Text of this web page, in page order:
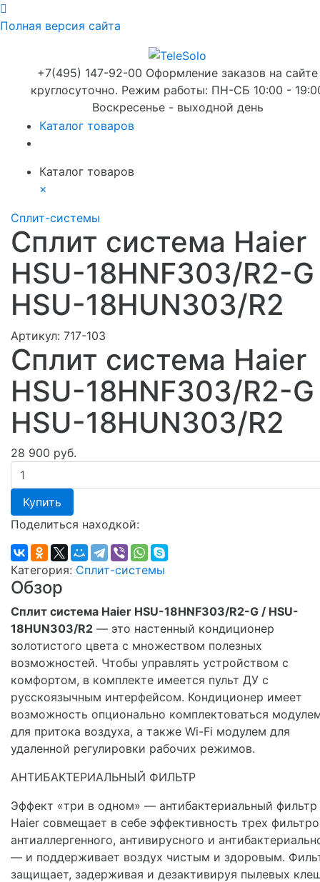
Полная версия сайта
+7(495) 147-92-00 Оформление заказов на сайте
круглосуточно. Режим работы: ПН-СБ 10:00 -
Воскресенье - выходной день
Каталог товаров
Каталог товаров
×
Сплит-системы
Сплит система Haier
HSU-18HNF303/R2-
HSU-18HUN303/R2
Артикул: 717-103
Сплит система Haier
HSU-18HNF303/R2-
HSU-18HUN303/R2
28 900 руб.
Купить
Поделиться находкой:
Категория: Сплит-системы
Обзор
Сплит система Haier HSU-18HNF303/R2-G / HSU-
18HUN303/R2 — это настенный кондиционер
золотистого цвета с множеством полезных
возможностей. Чтобы управлять устройством с
комфортом, в комплекте имеется пульт ДУ с
русскоязычным интерфейсом. Кондиционер имеет
возможность опционально комплектоваться
для притока воздуха, а также Wi-Fi модулем для
удаленной регулировки рабочих режимов.
АНТИБАКТЕРИАЛЬНЫЙ ФИЛЬТР
Эффект «три в одном» — антибактериальный фильтр
Haier совмещает в себе эффективность трех
антиаллергенного, антивирусного и
— и поддерживает воздух чистым и здоровым.
защищает, задерживая и дезактивируя пылевых